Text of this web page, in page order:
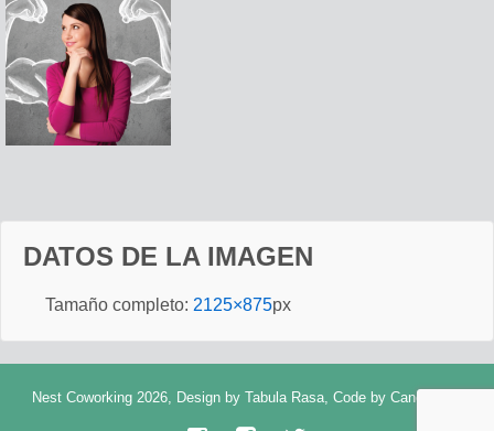
DATOS DE LA IMAGEN
Tamaño completo: 2125×875px
Nest Coworking 2026, Design by Tabula Rasa, Code by Cancerbero